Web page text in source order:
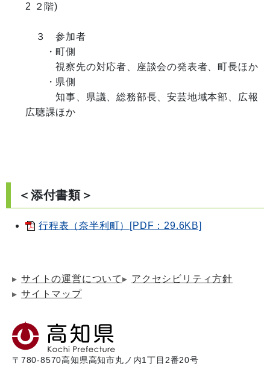
2 ２階)
３　参加者
・町側
視察先の対応者、座談会の発表者、町長ほか
・県側
知事、県議、総務部長、安芸地域本部、広報
広聴課ほか
＜添付書類＞
行程表（奈半利町）[PDF：29.6KB]
サイトの運営について
アクセシビリティ方針
サイトマップ
〒780-8570高知県高知市丸ノ内1丁目2番20号